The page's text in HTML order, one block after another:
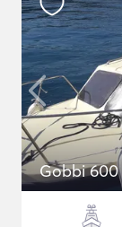
Gobbi 600